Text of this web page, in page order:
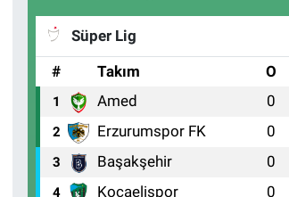
Süper Lig
#
Takım O
1 Amed 0
2 Erzurumspor FK 0
3 Başakşehir 0
4 Kocaelispor 0